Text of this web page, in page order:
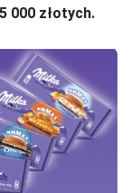
5 000 złotych.